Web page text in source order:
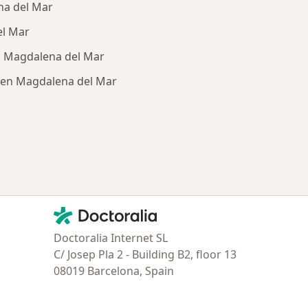
del Mar
Mar
del Mar
Magdalena del Mar
Contacto
Doctoralia - Página de inicio
Doctoralia Internet SL
C/ Josep Pla 2 - Building B2, floor 13
08019 Barcelona, Spain